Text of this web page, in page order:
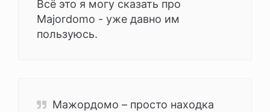
Всё это я могу сказать про
Majordomo - уже давно им
пользуюсь.
Мажордомо – просто находка